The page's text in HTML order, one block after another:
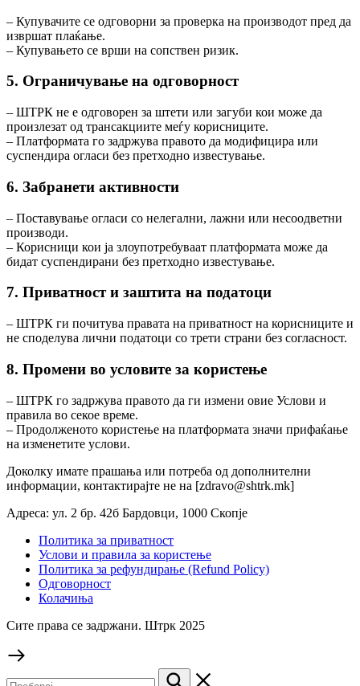
– Купувачите се одговорни за проверка на производот пред да
извршат плаќање.
– Купувањето се врши на сопствен ризик.
5. Ограничување на одговорност
– ШТРК не е одговорен за штети или загуби кои може да
произлезат од трансакциите меѓу корисниците.
– Платформата го задржува правото да модифицира или
суспендира огласи без претходно известување.
6. Забранети активности
– Поставување огласи со нелегални, лажни или несоодветни
производи.
– Корисници кои ja злоупотребуваат платформата може да
бидат суспендирани без претходно известување.
7. Приватност и заштита на податоци
– ШТРК ги почитува правата на приватност на корисниците и
не споделува лични податоци со трети страни без согласност.
8. Промени во условите за користење
– ШТРК го задржува правото да ги измени овие Услови и
правила во секое време.
– Продолженото користење на платформата значи прифаќање
на изменетите услови.
Доколку имате прашања или потреба од дополнителни
информации, контактирајте не на [zdravo@shtrk.mk]
Адреса: ул. 2 бр. 42б Бардовци, 1000 Скопје
Политика за приватност
Услови и правила за користење
Политика за рефундирање (Refund Policy)
Одговорност
Колачиња
Сите права се задржани. Штрк 2025